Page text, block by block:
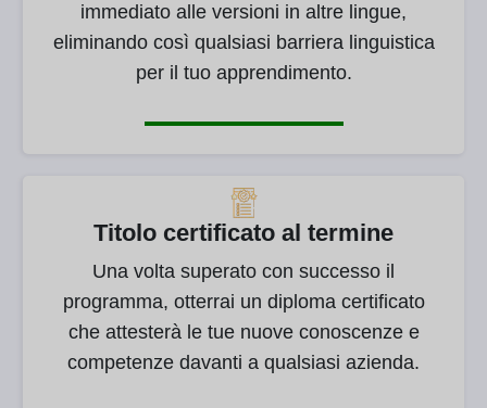
immediato alle versioni in altre lingue,
eliminando così qualsiasi barriera linguistica
per il tuo apprendimento.
Titolo certificato al termine
Una volta superato con successo il
programma, otterrai un diploma certificato
che attesterà le tue nuove conoscenze e
competenze davanti a qualsiasi azienda.